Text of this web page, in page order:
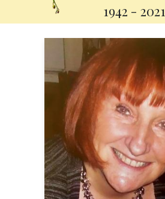
1942 - 2021